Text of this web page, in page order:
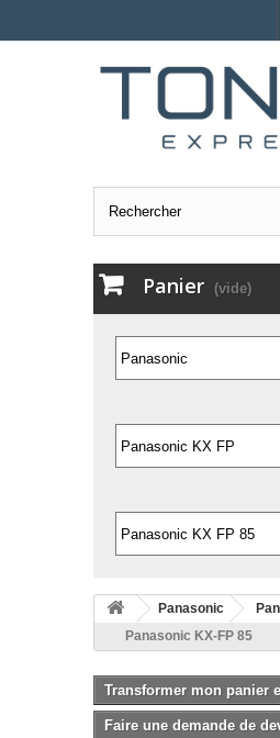
Panier (vide)
Panasonic
Panasonic KX-FP 85
Transformer mon panier
Faire une demande de